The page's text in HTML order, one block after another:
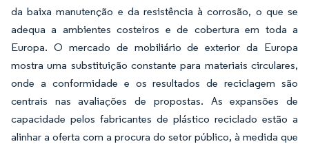
da baixa manutenção e da resistência à corrosão, o que se
adequa a ambientes costeiros e de cobertura em toda a
Europa. O mercado de mobiliário de exterior da Europa
mostra uma substituição constante para materiais circulares,
onde a conformidade e os resultados de reciclagem são
centrais nas avaliações de propostas. As expansões de
capacidade pelos fabricantes de plástico reciclado estão a
alinhar a oferta com a procura do setor público, à medida que